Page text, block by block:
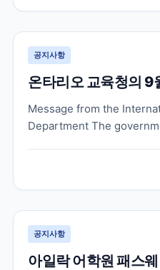
sinc...
공지사항
온타리오 교육청의 9
Message from the
Department The
공지사항
아일락 어학원 패스